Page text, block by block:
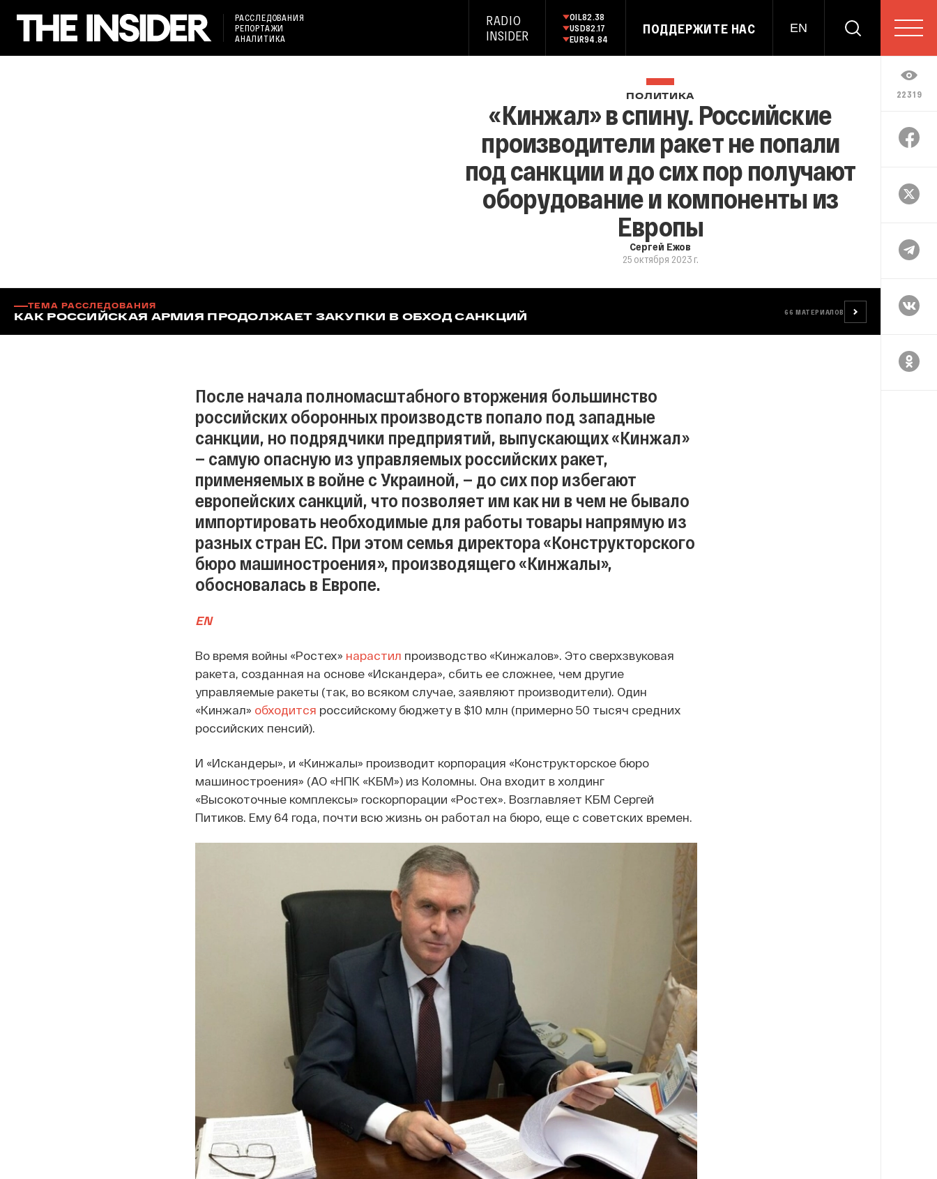
РАССЛЕДОВАНИЯ
РЕПОРТАЖИ
АНАЛИТИКА
RADIO
INSIDER
OIL82.38
USD82.17
EUR94.84
ПОДДЕРЖИТЕ НАС EN
22319
ПОЛИТИКА
«Кинжал» в спину. Российские
производители ракет не попали
под санкции и до сих пор получают
оборудование и компоненты из
Европы
Сергей Ежов
25 октября 2023 г.
ТЕМА РАССЛЕДОВАНИЯ
КАК РОССИЙСКАЯ АРМИЯ ПРОДОЛЖАЕТ ЗАКУПКИ В ОБХОД САНКЦИЙ
66 МАТЕРИАЛОВ
После начала полномасштабного вторжения большинство
российских оборонных производств попало под западные
санкции, но подрядчики предприятий, выпускающих «Кинжал»
— самую опасную из управляемых российских ракет,
применяемых в войне с Украиной, — до сих пор избегают
европейских санкций, что позволяет им как ни в чем не бывало
импортировать необходимые для работы товары напрямую из
разных стран ЕС. При этом семья директора «Конструкторского
бюро машиностроения», производящего «Кинжалы»,
обосновалась в Европе.
EN
Во время войны «Ростех» нарастил производство «Кинжалов». Это сверхзвуковая
ракета, созданная на основе «Искандера», сбить ее сложнее, чем другие
управляемые ракеты (так, во всяком случае, заявляют производители). Один
«Кинжал» обходится российскому бюджету в $10 млн (примерно 50 тысяч средних
российских пенсий).
И «Искандеры», и «Кинжалы» производит корпорация «Конструкторское бюро
машиностроения» (АО «НПК «КБМ») из Коломны. Она входит в холдинг
«Высокоточные комплексы» госкорпорации «Ростех». Возглавляет КБМ Сергей
Питиков. Ему 64 года, почти всю жизнь он работал на бюро, еще с советских времен.